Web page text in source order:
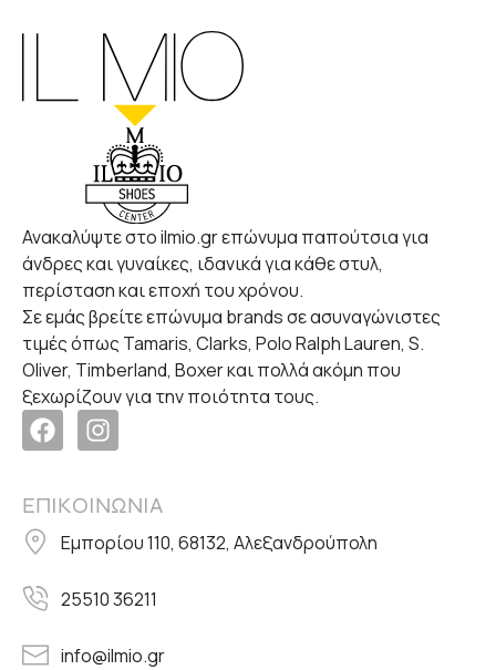
Ανακαλύψτε στο ilmio.gr επώνυμα παπούτσια για
άνδρες και γυναίκες, ιδανικά για κάθε στυλ,
περίσταση και εποχή του χρόνου.
Σε εμάς βρείτε επώνυμα brands σε ασυναγώνιστες
τιμές όπως Tamaris, Clarks, Polo Ralph Lauren, S.
Oliver, Timberland, Boxer και πολλά ακόμη που
ξεχωρίζουν για την ποιότητα τους.
ΕΠΙΚΟΙΝΩΝΙΑ
Εμπορίου 110, 68132, Αλεξανδρούπολη
25510 36211
info@ilmio.gr